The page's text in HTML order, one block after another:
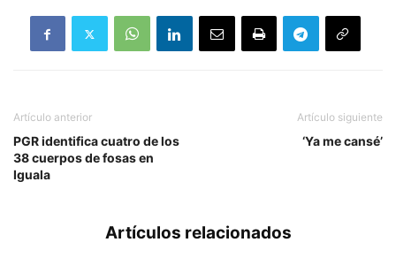
Artículo anterior
PGR identifica cuatro de los
38 cuerpos de fosas en
Iguala
Artículo siguiente
‘Ya me cansé’
Artículos relacionados